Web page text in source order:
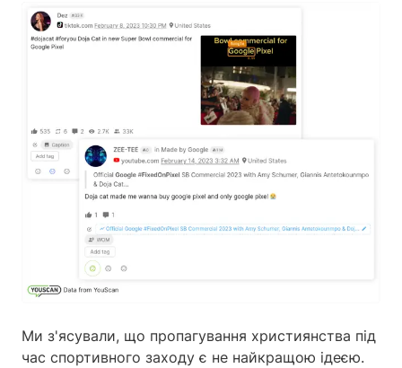
Ми з'ясували, що пропагування християнства під
час спортивного заходу є не найкращою ідеєю.